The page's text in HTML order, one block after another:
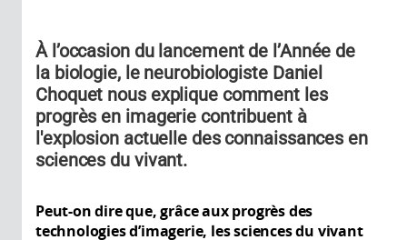
À l’occasion du lancement de l’Année de
la biologie, le neurobiologiste Daniel
Choquet nous explique comment les
progrès en imagerie contribuent à
l'explosion actuelle des connaissances en
sciences du vivant.
Peut-on dire que, grâce aux progrès des
technologies d’imagerie, les sciences du vivant